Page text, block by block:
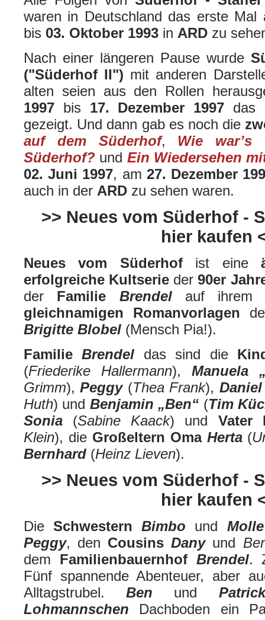
waren in Deutschland das erste Mal
bis 03. Oktober 1993 in ARD zu
Nach einer längeren Pause wurde
("Süderhof II") mit anderen
alten seien aus den Rollen
1997 bis 17. Dezember 1997 das
gezeigt. Und dann gab es noch die
auf dem Süderhof, Wie
Süderhof? und Ein Wiedersehen
02. Juni 1997, am 27. Dezember
auch in der ARD zu sehen waren.
>> Neues vom Süderhof -
hier kaufen
Neues vom Süderhofist eine
erfolgreiche Kultserie der90er
der Familie Brendel auf ihrem
gleichnamigen Romanvorlagen
Brigitte Blobel (Mensch Pia!).
FamilieBrendel das sind die
(Friederike Hallermann), Manuela
Grimm),Peggy (Thea Frank), Daniel
Huth) und Benjamin „Ben“ (Tim
Sonia
(Sabine Kaack) und
Klein), die Großeltern Oma Herta (
Bernhard (Heinz Lieven).
>> Neues vom Süderhof -
hier kaufen
DieSchwesternBimbo und Molle
Peggy, den CousinsDanyund
dem Familienbauernhof Brendel.
Fünf spannende Abenteuer, aber
Alltagstrubel.Ben und Patrick
Lohmannschen Dachboden ein